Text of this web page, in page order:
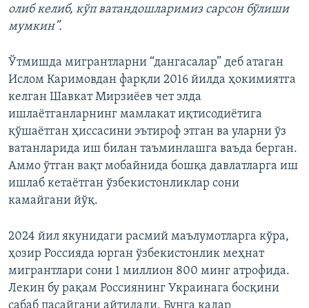
олиб келиб, кўп ватандошларимиз сарсон бўлиши
мумкин”.
Ўтмишда мигрантларни “дангасалар” деб атаган
Ислом Каримовдан фарқли 2016 йилда ҳокимиятга
келган Шавкат Мирзиёев чет элда
ишлаётганларнинг мамлакат иқтисодиётига
қўшаётган ҳиссасини эътироф этган ва уларни ўз
ватанларида иш билан таъминлашга ваъда берган.
Аммо ўтган вақт мобайнида бошқа давлатларга иш
ишлаб кетаётган ўзбекистонликлар сони
камайгани йўқ.
2024 йил якунидаги расмий маълумотларга кўра,
ҳозир Россияда юрган ўзбекистонлик меҳнат
мигрантлари сони 1 миллион 800 минг атрофида.
Лекин бу рақам Россиянинг Украинага босқини